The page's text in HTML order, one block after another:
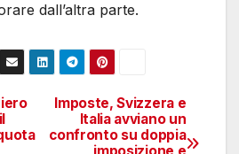
dall’altra parte.
Imposte, Svizzera e
Italia avviano un
confronto su doppia